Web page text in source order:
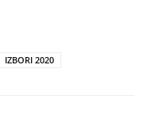
IZBORI 2020